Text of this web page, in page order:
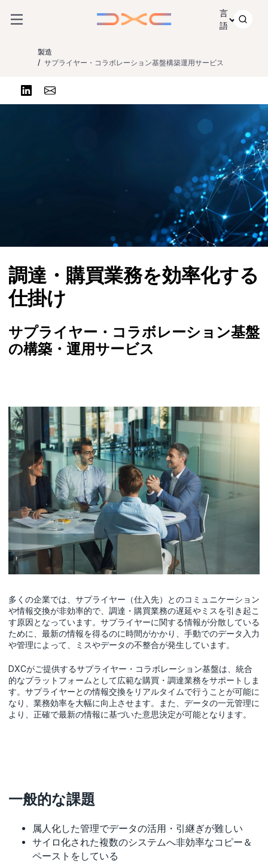
言
語
製造
サプライヤー・コラボレーション基盤構築運用サービス
リンクトインで共有する
Share via Email
調達・購買業務を効率化する
仕掛け
サプライヤー・コラボレーション基盤
の構築・運用サービス
多くの企業では、サプライヤー（仕入先）とのコミュニケーション
や情報交換が非効率的で、調達・購買業務の遅延やミスを引き起こ
す原因となっています。サプライヤーに関する情報が分散している
ために、最新の情報を得るのに時間がかかり、手動でのデータ入力
や管理によって、ミスやデータの不整合が発生しています。
DXCがご提供するサプライヤー・コラボレーション基盤は、統合
的なプラットフォームとして広範な購買・調達業務をサポートしま
す。サプライヤーとの情報交換をリアルタイムで行うことが可能に
なり、業務効率を大幅に向上させます。また、データの一元管理に
より、正確で最新の情報に基づいた意思決定が可能となります。
一般的な課題
属人化した管理でデータの活用・引継ぎが難しい
サイロ化された複数のシステムへ非効率なコピー＆
ペーストをしている